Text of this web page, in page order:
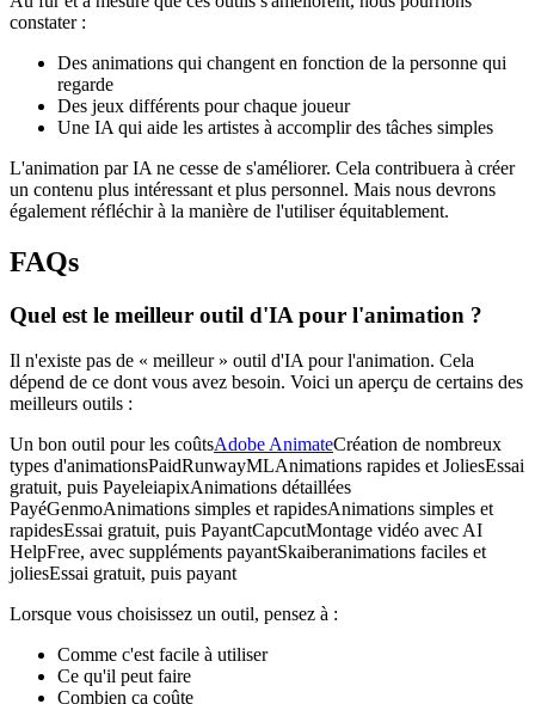
constater :
Des animations qui changent en fonction de la personne qui
regarde
Des jeux différents pour chaque joueur
Une IA qui aide les artistes à accomplir des tâches simples
L'animation par IA ne cesse de s'améliorer. Cela contribuera à créer
un contenu plus intéressant et plus personnel. Mais nous devrons
également réfléchir à la manière de l'utiliser équitablement.
FAQs
Quel est le meilleur outil d'IA pour l'animation ?
Il n'existe pas de « meilleur » outil d'IA pour l'animation. Cela
dépend de ce dont vous avez besoin. Voici un aperçu de certains des
meilleurs outils :
Un bon outil pour les coûtsAdobe AnimateCréation de nombreux
types d'animationsPaidRunwayMLAnimations rapides et JoliesEssai
gratuit, puis PayeleiapixAnimations détaillées
PayéGenmoAnimations simples et rapidesAnimations simples et
rapidesEssai gratuit, puis PayantCapcutMontage vidéo avec AI
HelpFree, avec suppléments payantSkaiberanimations faciles et
joliesEssai gratuit, puis payant
Lorsque vous choisissez un outil, pensez à :
Comme c'est facile à utiliser
Ce qu'il peut faire
Combien ça coûte